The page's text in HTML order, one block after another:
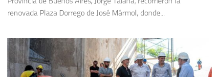
renovada Plaza Dorrego de José Mármol, donde...